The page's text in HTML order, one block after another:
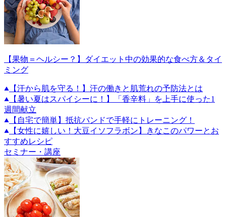
【果物＝ヘルシー？】ダイエット中の効果的な食べ方＆タイ
ミング
【汗から肌を守る！】汗の働きと肌荒れの予防法とは
【暑い夏はスパイシーに！】「香辛料」を上手に使った1
週間献立
【自宅で簡単】抵抗バンドで手軽にトレーニング！
【女性に嬉しい！大豆イソフラボン】きなこのパワーとお
すすめレシピ
セミナー・講座